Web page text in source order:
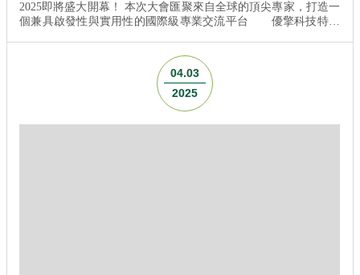
2025即將盛大開幕！ 本次大會匯聚來自全球的頂尖專家，打造一
個兼具啟發性與實用性的國際級專業交流平台 ⠀⠀ 優擎科技特別
技創新與市場趨勢上的見解 ⠀⠀ 日期｜
2025.05.03(六)-2025.05.04(日) 地點｜台北國際會議中心 TI...
04.03
2025